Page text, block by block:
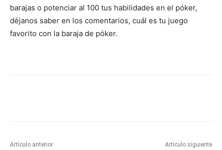
barajas o potenciar al 100 tus habilidades en el póker,
déjanos saber en los comentarios, cuál es tu juego
favorito con la baraja de póker.
Artículo anterior Artículo siguiente